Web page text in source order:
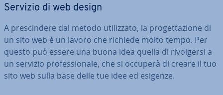
Servizio di web design
A pre­scin­de­re dal metodo uti­liz­za­to, la pro­get­ta­zio­ne di
un sito web è un lavoro che richiede molto tempo. Per
questo può essere una buona idea quella di ri­vol­ger­si a
un servizio pro­fes­sio­na­le, che si occuperà di creare il tuo
sito web sulla base delle tue idee ed esigenze.